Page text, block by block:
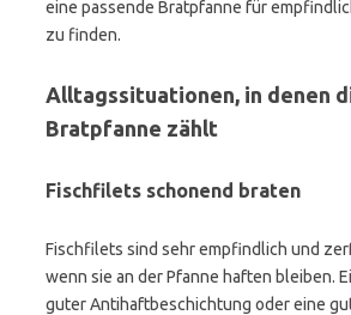
eine passende Bratpfanne für
zu finden.
Alltagssituationen, in denen
Bratpfanne zählt
Fischfilets schonend braten
Fischfilets sind sehr empfindlich und
wenn sie an der Pfanne haften bleiben.
guter Antihaftbeschichtung oder eine